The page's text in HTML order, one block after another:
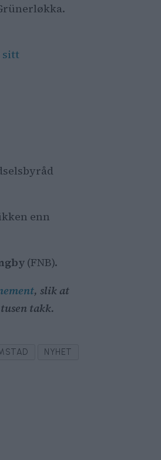
sitt
enn
(FNB).
, slik at
takk.
NYHET